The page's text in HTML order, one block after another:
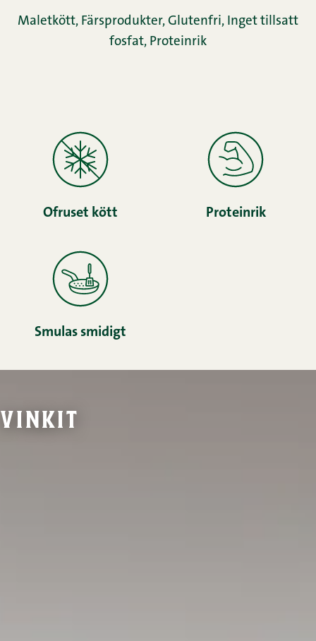
Maletkött, Färsprodukter, Glutenfri, Inget tillsatt
fosfat, Proteinrik
Ofruset kött Proteinrik
Smulas smidigt
vinkit